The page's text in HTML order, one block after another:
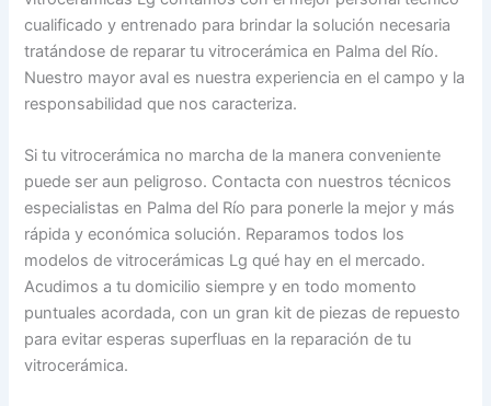
cualificado y entrenado para brindar la solución necesaria
tratándose de reparar tu vitrocerámica en Palma del Río.
Nuestro mayor aval es nuestra experiencia en el campo y la
responsabilidad que nos caracteriza.
Si tu vitrocerámica no marcha de la manera conveniente
puede ser aun peligroso. Contacta con nuestros técnicos
especialistas en Palma del Río para ponerle la mejor y más
rápida y económica solución. Reparamos todos los
modelos de vitrocerámicas Lg qué hay en el mercado.
Acudimos a tu domicilio siempre y en todo momento
puntuales acordada, con un gran kit de piezas de repuesto
para evitar esperas superfluas en la reparación de tu
vitrocerámica.